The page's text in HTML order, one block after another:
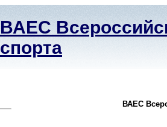
ВАЕС
спорта
ВАЕС